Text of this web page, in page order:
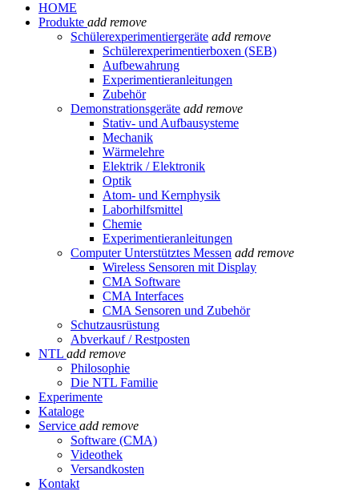
HOME
Produkte add remove
Schülerexperimentiergeräte add remove
Schülerexperimentierboxen (SEB)
Aufbewahrung
Experimentieranleitungen
Zubehör
Demonstrationsgeräte add remove
Stativ- und Aufbausysteme
Mechanik
Wärmelehre
Elektrik / Elektronik
Optik
Atom- und Kernphysik
Laborhilfsmittel
Chemie
Experimentieranleitungen
Computer Unterstütztes Messen add remove
Wireless Sensoren mit Display
CMA Software
CMA Interfaces
CMA Sensoren und Zubehör
Schutzausrüstung
Abverkauf / Restposten
NTL add remove
Philosophie
Die NTL Familie
Experimente
Kataloge
Service add remove
Software (CMA)
Videothek
Versandkosten
Kontakt